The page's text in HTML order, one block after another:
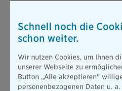
Muster-Produkt-
Produktinformationsblätter für
Zu den
Schnell noch die
schon weiter.
Wir nutzen Cookies, um Ihnen
unserer Webseite zu
Button „Alle akzeptieren"
personenbezogenen Daten u.